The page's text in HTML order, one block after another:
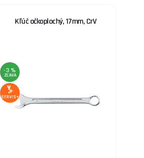
Kľúč očkoplochý, 17mm, CrV
-3 %
ZĽAVA
SERVIS+